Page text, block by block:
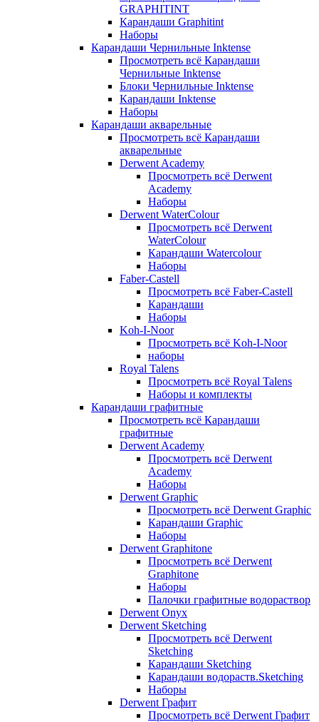
GRAPHITINT
Карандаши Graphitint
Наборы
Карандаши Чернильные Inktense
Просмотреть всё Карандаши
Чернильные Inktense
Блоки Чернильные Inktense
Карандаши Inktense
Наборы
Карандаши акварельные
Просмотреть всё Карандаши
акварельные
Derwent Academy
Просмотреть всё Derwent
Academy
Наборы
Derwent WaterColour
Просмотреть всё Derwent
WaterColour
Карандаши Watercolour
Наборы
Faber-Castell
Просмотреть всё Faber-Castell
Карандаши
Наборы
Koh-I-Noor
Просмотреть всё Koh-I-Noor
наборы
Royal Talens
Просмотреть всё Royal Talens
Наборы и комплекты
Карандаши графитные
Просмотреть всё Карандаши
графитные
Derwent Academy
Просмотреть всё Derwent
Academy
Наборы
Derwent Graphic
Просмотреть всё Derwent Graphic
Карандаши Graphic
Наборы
Derwent Graphitone
Просмотреть всё Derwent
Graphitone
Наборы
Палочки графитные водораствор
Derwent Onyx
Derwent Sketching
Просмотреть всё Derwent
Sketching
Карандаши Sketching
Карандаши водораств.Sketching
Наборы
Derwent Графит
Просмотреть всё Derwent Графит